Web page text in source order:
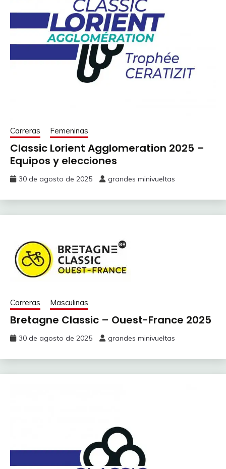
Carreras Femeninas
Classic Lorient Agglomeration 2025 –
Equipos y elecciones
30 de agosto de 2025 grandes minivueltas
Carreras Masculinas
Bretagne Classic – Ouest-France 2025
30 de agosto de 2025 grandes minivueltas